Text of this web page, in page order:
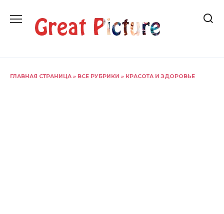
содержанию
ГЛАВНАЯ СТРАНИЦА » ВСЕ РУБРИКИ » КРАСОТА И ЗДОРОВЬЕ